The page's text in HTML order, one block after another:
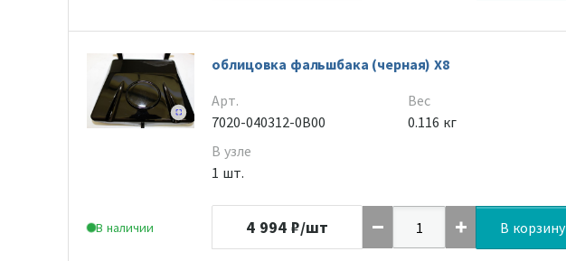
В наличии
облицовка фальшбака (черная) Х8
Арт.
7020-040312-0B00
В узле
1 шт.
Вес
0.116 кг
4 994 ₽/шт В корзину